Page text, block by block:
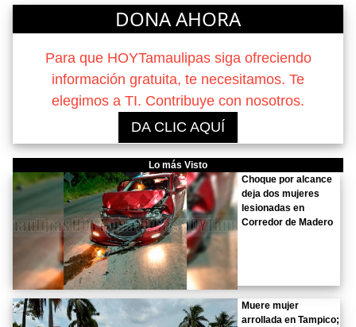
DONA AHORA
Para que HOYTamaulipas siga ofreciendo
información gratuita, te necesitamos. Te
elegimos a TI. Contribuye con nosotros.
DA CLIC AQUÍ
Lo más Visto
Choque por alcance
deja dos mujeres
lesionadas en
Corredor de Madero
Muere mujer
arrollada en Tampico;